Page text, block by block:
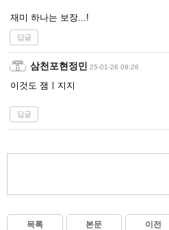
재미 하나는 보장...!
답글
삼천포현정민 25-01-26 09:26
이것도 잼ㅣ지지
답글
목록 본문 이전